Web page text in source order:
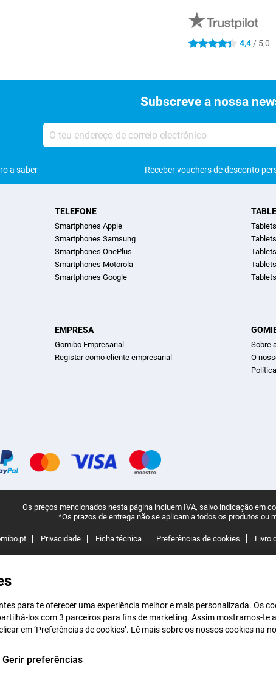
para te oferecer uma experiência melhor e mais personalizada. Os
los com 3 parceiros para fins de marketing. Assim mostramos-
em ‘Preferências de cookies’. Lê mais sobre os nossos cookies na
Gerir preferências
4.4 estrelas 4,4 / 5,0
Subscreve a nossa
O
teu
endereço
a saber Receber vouchers de desconto
TELEFONE
Smartphones Apple
Smartphones Samsung
Smartphones OnePlus
Smartphones Motorola
Smartphones Google
EMPRESA
Gomibo Empresarial
Registar como cliente empresarial
Sobre
O
Os preços mencionados nesta página incluem IVA, salvo indicação em
*Os prazos de entrega não se aplicam a todos os produtos ou
Privacidade Ficha técnica Preferências de cookies Livro